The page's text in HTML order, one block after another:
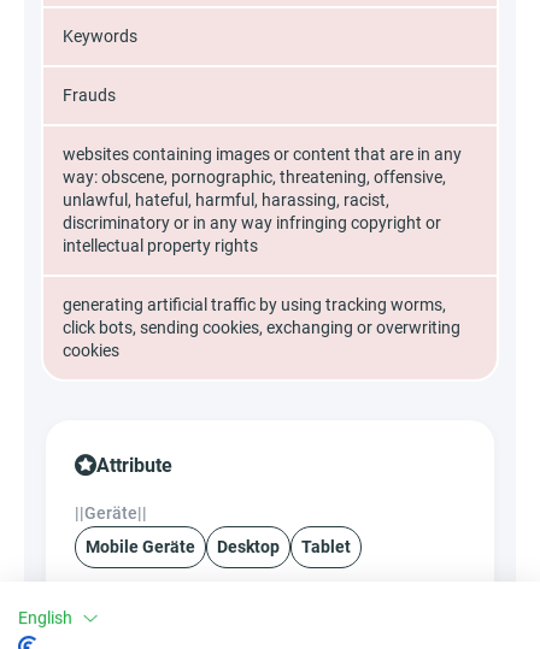
Keywords
Frauds
websites containing images or content that are in any
way: obscene, pornographic, threatening, offensive,
unlawful, hateful, harmful, harassing, racist,
discriminatory or in any way infringing copyright or
intellectual property rights
generating artificial traffic by using tracking worms,
click bots, sending cookies, exchanging or overwriting
cookies
Attribute
||Geräte||
Mobile Geräte
Desktop Tablet
Conversion-Typ
English